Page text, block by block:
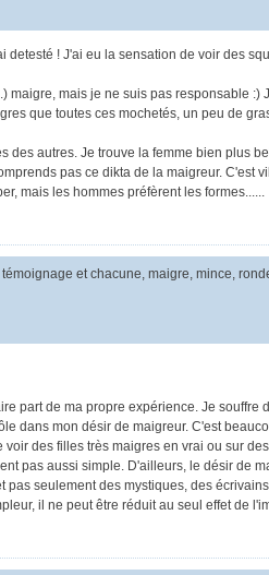
detesté ! J'ai eu la sensation de voir des
maigre, mais je ne suis pas responsable :)
que toutes ces mochetés, un peu de
des autres. Je trouve la femme bien plus
pas ce dikta de la maigreur. C'est
mais les hommes préfèrent les formes......
et chacune, maigre, mince,
part de ma propre expérience. Je souffre
dans mon désir de maigreur. C'est
des filles très maigres en vrai ou sur
pas aussi simple. D'ailleurs, le désir de
pas seulement des mystiques, des
il ne peut être réduit au seul effet de